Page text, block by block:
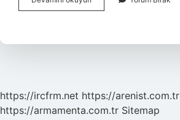
Akdenize
Mıdır
https://ircfrm.net https://arenist.com.tr
https://armamenta.com.tr Sitemap